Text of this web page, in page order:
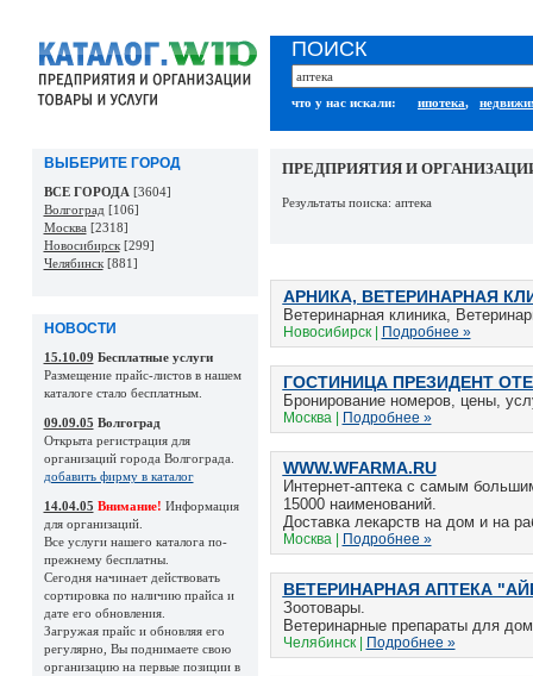
ПОИСК
что у нас искали: ипотека,
ВЫБЕРИТЕ ГОРОД
ВСЕ ГОРОДА [3604]
Волгоград [106]
Москва [2318]
Новосибирск[299]
Челябинск[881]
НОВОСТИ
15.10.09 Бесплатные услуги
Размещение прайс-листов в нашем
каталоге стало бесплатным.
09.09.05 Волгоград
Открыта регистрация для
организаций города Волгограда.
добавить фирму в каталог
14.04.05 Внимание! Информация
для организаций.
Все услуги нашего каталога по-
прежнему бесплатны.
Сегодня начинает действовать
сортировка по наличию прайса и
дате его обновления.
Загружая прайс и обновляя его
регулярно, Вы поднимаете свою
организацию на первые позиции в
ПРЕДПРИЯТИЯ И
Результаты поиска: аптека
АРНИКА, ВЕТЕРИНАРНАЯ
Ветеринарная клиника,
Новосибирск | Подробнее »
ГОСТИНИЦА ПРЕЗИДЕНТ
Бронирование номеров, цены,
Москва | Подробнее »
WWW.WFARMA.RU
Интернет-аптека с самым
15000 наименований.
Доставка лекарств на дом и на
Москва | Подробнее »
ВЕТЕРИНАРНАЯ АПТЕКА
Зоотовары.
Ветеринарные препараты для
Челябинск | Подробнее »